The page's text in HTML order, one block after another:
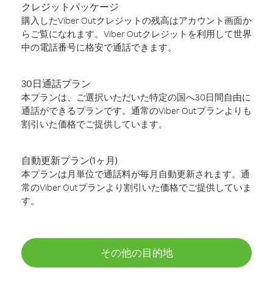
クレジットパッケージ
購入したViber Outクレジットの残高はアカウント画面か
らご覧になれます。Viber Outクレジットを利用して世界
中の電話番号に格安で通話できます。
30日通話プラン
本プランは、ご選択いただいた特定の国へ30日間自由に
通話ができるプランです。通常のViber Outプランよりも
割引いた価格でご提供しています。
自動更新プラン(1ヶ月)
本プランは月単位で通話料が毎月自動更新されます。通
常のViber Outプランより割引いた価格でご提供していま
す。
その他の目的地